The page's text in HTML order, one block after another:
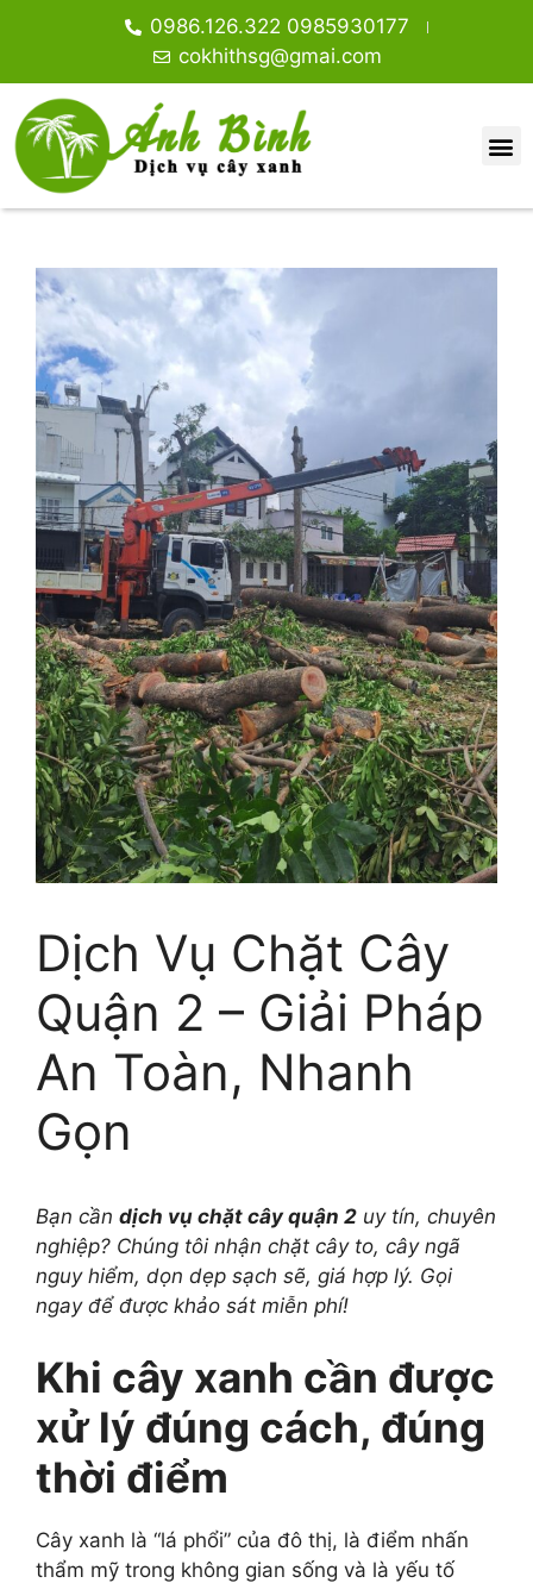
0986.126.322 0985930177
cokhithsg@gmai.com
Dịch Vụ Chặt Cây
Quận 2 – Giải Pháp
An Toàn, Nhanh
Gọn
Bạn cần dịch vụ chặt cây quận 2 uy tín, chuyên
nghiệp? Chúng tôi nhận chặt cây to, cây ngã
nguy hiểm, dọn dẹp sạch sẽ, giá hợp lý. Gọi
ngay để được khảo sát miễn phí!
Khi cây xanh cần được
xử lý đúng cách, đúng
thời điểm
Cây xanh là “lá phổi” của đô thị, là điểm nhấn
thẩm mỹ trong không gian sống và là yếu tố